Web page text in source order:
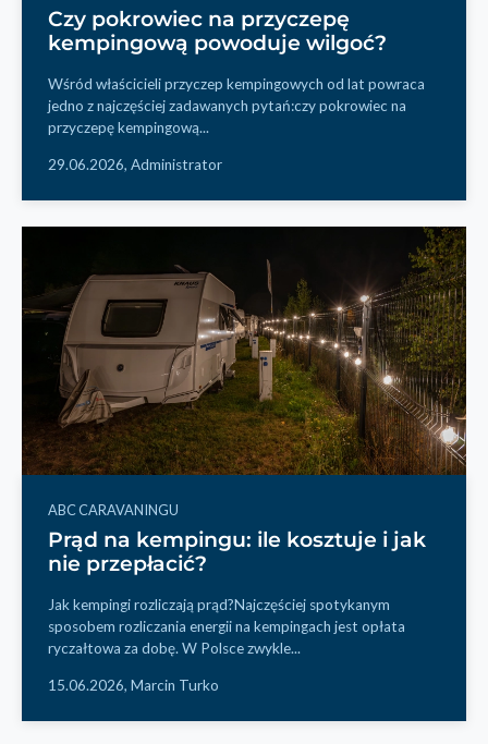
Czy pokrowiec na przyczepę
kempingową powoduje wilgoć?
Wśród właścicieli przyczep kempingowych od lat powraca
jedno z najczęściej zadawanych pytań:czy pokrowiec na
przyczepę kempingową...
29.06.2026, Administrator
ABC CARAVANINGU
Prąd na kempingu: ile kosztuje i jak
nie przepłacić?
Jak kempingi rozliczają prąd?Najczęściej spotykanym
sposobem rozliczania energii na kempingach jest opłata
ryczałtowa za dobę. W Polsce zwykle...
15.06.2026, Marcin Turko